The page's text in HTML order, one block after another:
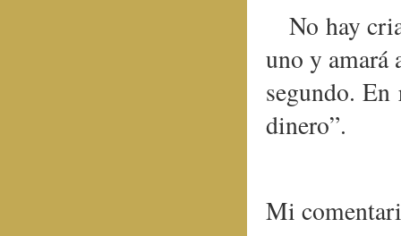
No hay
uno y amará
segundo.
dinero”.
Mi